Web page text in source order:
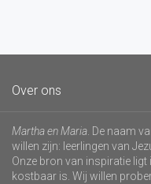
Over ons
Martha en Maria . De naam
willen zijn: leerlingen van
Onze bron van inspiratie ligt
kostbaar is. Wij willen